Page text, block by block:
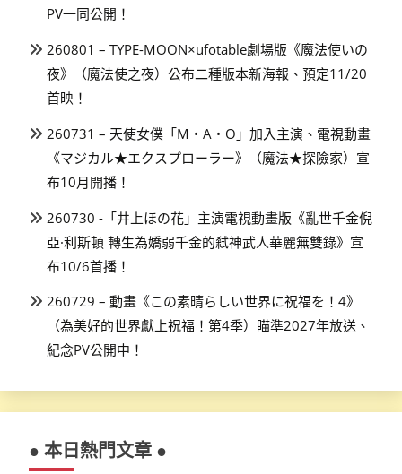
PV一同公開！
260801 – TYPE-MOON×ufotable劇場版《魔法使いの
夜》（魔法使之夜）公布二種版本新海報、預定11/20
首映！
260731 – 天使女僕「M・A・O」加入主演、電視動畫
《マジカル★エクスプローラー》（魔法★探險家）宣
布10月開播！
260730 -「井上ほの花」主演電視動畫版《亂世千金倪
亞·利斯頓 轉生為嬌弱千金的弒神武人華麗無雙錄》宣
布10/6首播！
260729 – 動畫《この素晴らしい世界に祝福を！4》
（為美好的世界獻上祝福！第4季）瞄準2027年放送、
紀念PV公開中！
● 本日熱門文章 ●